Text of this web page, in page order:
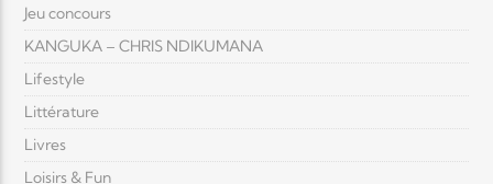
Jeu concours
KANGUKA – CHRIS NDIKUMANA
Lifestyle
Littérature
Livres
Loisirs & Fun